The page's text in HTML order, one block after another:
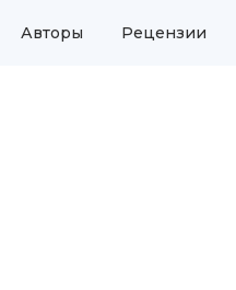
Авторы Рецензии